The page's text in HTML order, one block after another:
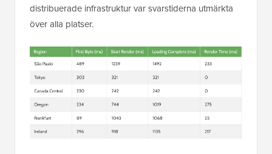
distribuerade infrastruktur var svarstiderna utmärkta
över alla platser.